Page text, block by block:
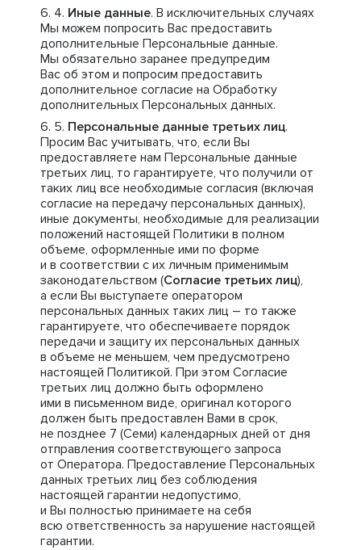
Иные данные. В исключительных случаях
Мы можем попросить Вас предоставить
дополнительные Персональные данные.
Мы обязательно заранее предупредим
Вас об этом и попросим предоставить
дополнительное согласие на Обработку
дополнительных Персональных данных.
Персональные данные третьих лиц.
Просим Вас учитывать, что, если Вы
предоставляете нам Персональные данные
третьих лиц, то гарантируете, что получили от
таких лиц все необходимые согласия (включая
согласие на передачу персональных данных),
иные документы, необходимые для реализации
положений настоящей Политики в полном
объеме, оформленные ими по форме
и в соответствии с их личным применимым
законодательством (Согласие третьих лиц),
а если Вы выступаете оператором
персональных данных таких лиц – то также
гарантируете, что обеспечиваете порядок
передачи и защиту их персональных данных
в объеме не меньшем, чем предусмотрено
настоящей Политикой. При этом Согласие
третьих лиц должно быть оформлено
ими в письменном виде, оригинал которого
должен быть предоставлен Вами в срок,
не позднее 7 (Семи) календарных дней от дня
отправления соответствующего запроса
от Оператора. Предоставление Персональных
данных третьих лиц без соблюдения
настоящей гарантии недопустимо,
и Вы полностью принимаете на себя
всю ответственность за нарушение настоящей
гарантии.